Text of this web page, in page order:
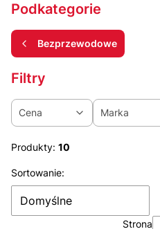
Podkategorie
Bezprzewodowe
Filtry
Cena Marka
Koniec filtrów
Produkty: 10
Lista produktów
Sortowanie:
Domyślne
Strona